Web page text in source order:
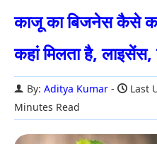
काजू का बिजनेस कैसे
कहां मिलता है,
By: Aditya Kumar Last
Minutes Read